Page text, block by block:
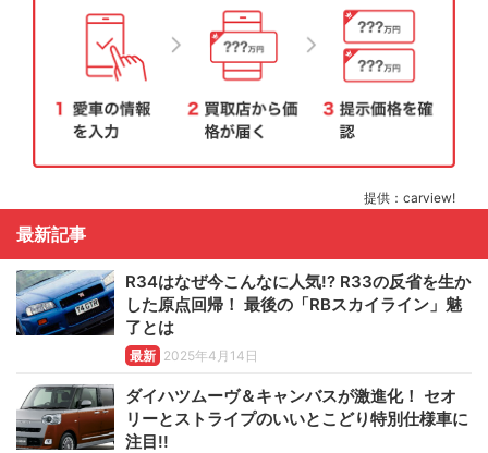
提供：carview!
最新記事
R34はなぜ今こんなに人気!? R33の反省を生か
した原点回帰！ 最後の「RBスカイライン」魅
了とは
最新 2025年4月14日
ダイハツムーヴ＆キャンバスが激進化！ セオ
リーとストライプのいいとこどり特別仕様車に
注目!!